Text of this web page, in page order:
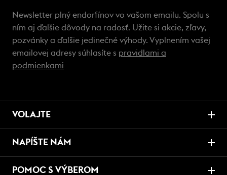
Newsletter plný endorfínov vo vašom emailu. Spolu s
ním aj ďalšie dôvody na radosť. Užite si akcie, zľavy,
pozvánky a ďalšie jedinečné výhody. Vyplnením vašej
emailovej adresy súhlasíte s pravidlami a
podmienkami
VOLAJTE
NAPÍŠTE NÁM
POMOC S VÝBEROM